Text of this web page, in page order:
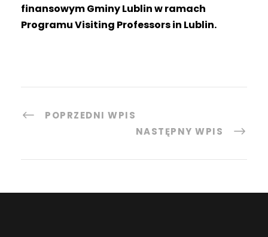
finansowym Gminy Lublin w ramach
Programu Visiting Professors in Lublin.
POPRZEDNI WPIS
NASTĘPNY WPIS